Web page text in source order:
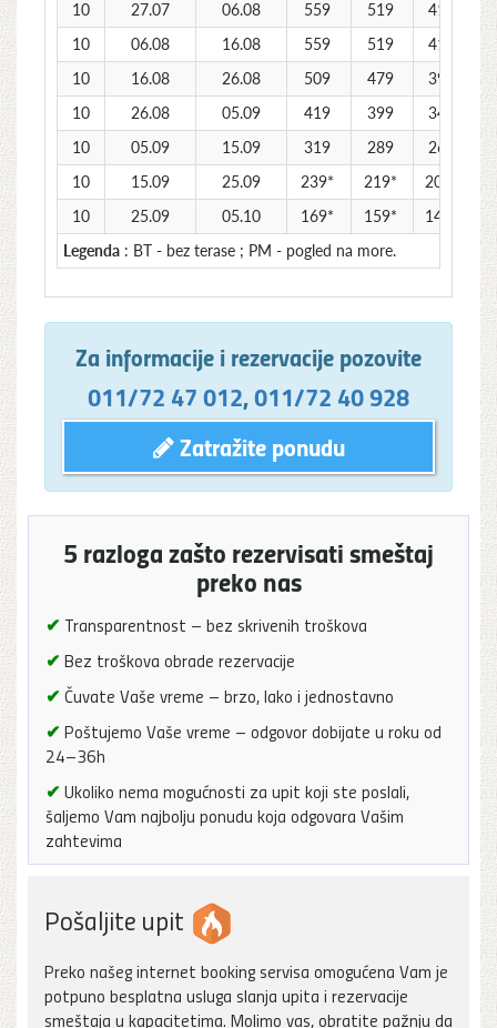
10
27.07 06.08 559 519 419
10
06.08 16.08 559 519 419
10
16.08 26.08 509 479 399
10
26.08 05.09 419 399 349
10
05.09 15.09 319 289 269
10
15.09 25.09 239* 219* 209*
10
25.09 05.10 169* 159* 149*
Legenda : BT - bez terase ; PM - pogled na more.
Za informacije i rezervacije pozovite
011/72 47 012,011/72 40 928
Zatražite ponudu
5 razloga zašto rezervisati smeštaj
preko nas
✔ Transparentnost – bez skrivenih troškova
✔ Bez troškova obrade rezervacije
✔ Čuvate Vaše vreme – brzo, lako i jednostavno
✔ Poštujemo Vaše vreme – odgovor dobijate u roku od
24–36h
✔ Ukoliko nema mogućnosti za upit koji ste poslali,
šaljemo Vam najbolju ponudu koja odgovara Vašim
zahtevima
Pošaljite upit
Preko našeg internet booking servisa omogućena Vam je
potpuno besplatna usluga slanja upita i rezervacije
smeštaja u kapacitetima. Molimo vas, obratite pažnju da